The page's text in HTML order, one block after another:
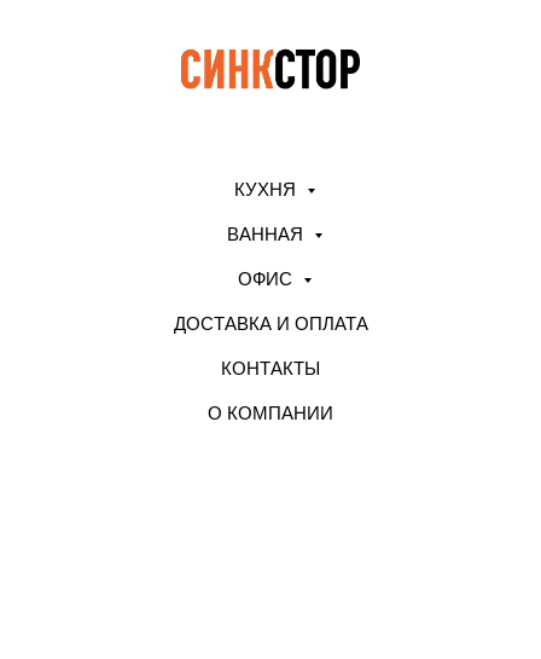
КУХНЯ
ВАННАЯ
ОФИС
ДОСТАВКА И ОПЛАТА
КОНТАКТЫ
О КОМПАНИИ